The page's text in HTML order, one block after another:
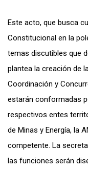
Este acto, que busca
Constitucional en la
temas discutibles que
plantea la creación de
Coordinación y
estarán conformadas
respectivos entes
de Minas y Energía, la
competente. La
las funciones serán